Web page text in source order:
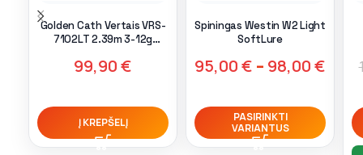
Golden Cath Vertais VRS-
7102LT 2.39m 3-12g
99,90€
Į KREPŠELĮ
Spiningas Westin W2 Light
SoftLure
95,00€ – 98,00€
PASIRINKTI
VARIANTUS